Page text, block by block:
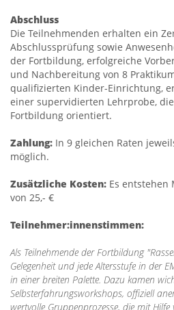
Abschluss
Die Teilnehmenden erhalten ein
Abschlussprüfung sowie
der Fortbildung, erfolgreiche
und Nachbereitung von 8
qualifizierten Kinder-Einrichtung,
einer supervidierten Lehrprobe,
Fortbildung orientiert.
Zahlung: In 9 gleichen Raten
möglich.
Zusätzliche Kosten: Es entstehen
von 25,- €
Teilnehmer:innenstimmen:
Als Teilnehmende der Fortbildung
Gelegenheit und jede Altersstufe in der
in einer breiten Palette. Dazu kamen
Selbsterfahrungsworkshops, offiziell
wertvolle Gruppenprozesse, die mit